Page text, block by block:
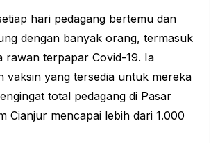
hari pedagang bertemu dan
dengan banyak orang, termasuk
rawan terpapar Covid-19. Ia
vaksin yang tersedia untuk mereka
total pedagang di Pasar
Cianjur mencapai lebih dari 1.000